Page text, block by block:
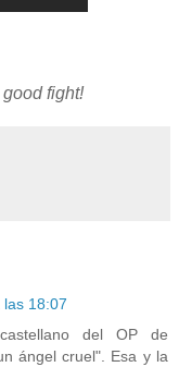
fight!
las 18:07
del OP de
ángel cruel". Esa y la